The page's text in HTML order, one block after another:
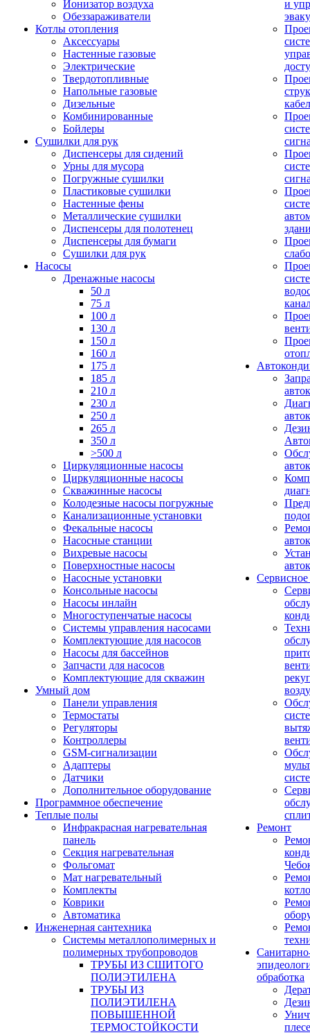
Ионизатор воздуха
Обеззараживатели
Котлы отопления
Аксессуары
Настенные газовые
Электрические
Твердотопливные
Напольные газовые
Дизельные
Комбинированные
Бойлеры
Сушилки для рук
Диспенсеры для сидений
Урны для мусора
Погружные сушилки
Пластиковые сушилки
Настенные фены
Металлические сушилки
Диспенсеры для полотенец
Диспенсеры для бумаги
Сушилки для рук
Насосы
Дренажные насосы
50 л
75 л
100 л
130 л
150 л
160 л
175 л
185 л
210 л
230 л
250 л
265 л
350 л
>500 л
Циркуляционные насосы
Циркуляционные насосы
Скважинные насосы
Колодезные насосы погружные
Канализационные установки
Фекальные насосы
Насосные станции
Вихревые насосы
Поверхностные насосы
Насосные установки
Консольные насосы
Насосы инлайн
Многоступенчатые насосы
Системы управления насосами
Комплектующие для насосов
Насосы для бассейнов
Запчасти для насосов
Комплектующие для скважин
Умный дом
Панели управления
Термостаты
Регуляторы
Контроллеры
GSM-сигнализации
Адаптеры
Датчики
Дополнительное оборудование
Программное обеспечение
Теплые полы
Инфракрасная нагревательная
панель
Секция нагревательная
Фольгомат
Мат нагревательный
Комплекты
Коврики
Автоматика
Инженерная сантехника
Системы металлополимерных и
полимерных трубопроводов
ТРУБЫ ИЗ СШИТОГО
ПОЛИЭТИЛЕНА
ТРУБЫ ИЗ
ПОЛИЭТИЛЕНА
ПОВЫШЕННОЙ
ТЕРМОСТОЙКОСТИ
и
Ремонт
обработка